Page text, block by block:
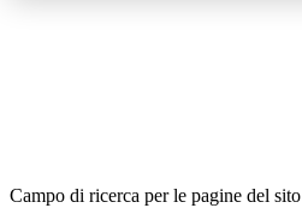
Campo di ricerca per le pagine del sito